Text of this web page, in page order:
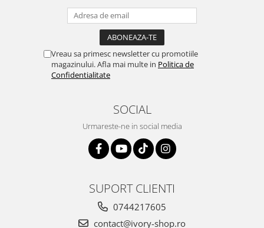
Vreau sa primesc newsletter cu promotiile
magazinului. Afla mai multe in Politica de
Confidentialitate
SOCIAL
Urmareste-ne in social media
SUPORT CLIENTI
0744217605
contact@ivory-shop.ro